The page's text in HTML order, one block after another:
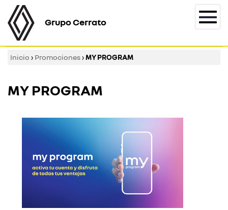
Grupo Cerrato
Inicio › Promociones›MY PROGRAM
MY PROGRAM